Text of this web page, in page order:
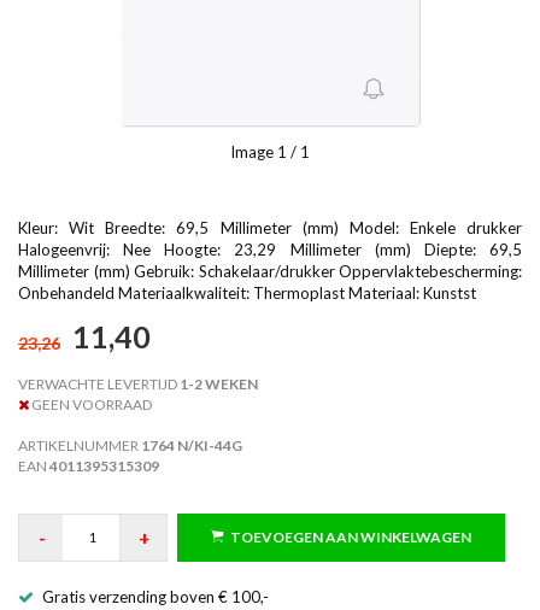
Image 1 / 1
Kleur: Wit Breedte: 69,5 Millimeter (mm) Model: Enkele drukker
Halogeenvrij: Nee Hoogte: 23,29 Millimeter (mm) Diepte: 69,5
Millimeter (mm) Gebruik: Schakelaar/drukker Oppervlaktebescherming:
Onbehandeld Materiaalkwaliteit: Thermoplast Materiaal: Kunstst
23,26 11,40
VERWACHTE LEVERTIJD 1-2 WEKEN
GEEN VOORRAAD
ARTIKELNUMMER 1764 N/KI-44G
EAN 4011395315309
- + TOEVOEGEN AAN WINKELWAGEN
Gratis verzending boven € 100,-